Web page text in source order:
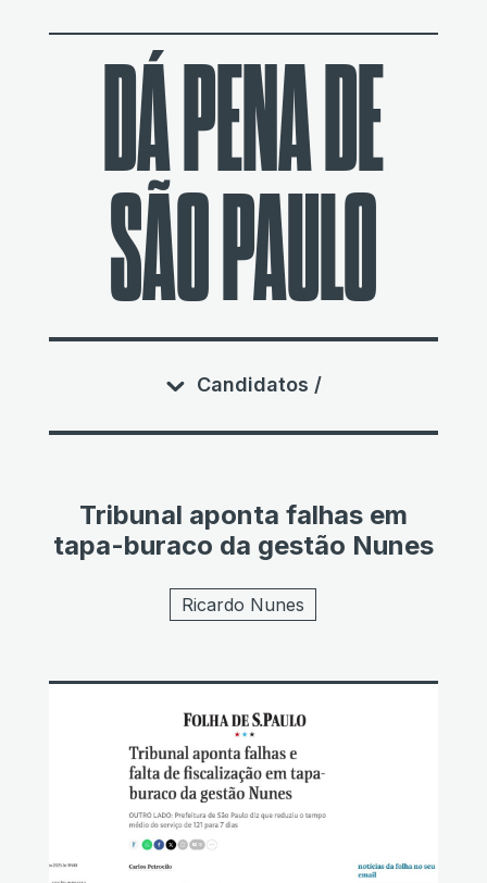
DÁ PENA DE
SÃO PAULO
Candidatos /
Tribunal aponta falhas em
tapa-buraco da gestão Nunes
Ricardo Nunes